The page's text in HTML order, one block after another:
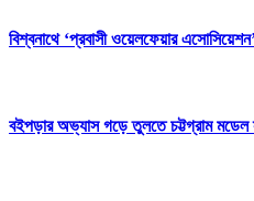
বিশ্বনাথে ‘প্রবাসী ওয়েলফেয়ার
বইপড়ার অভ্যাস গড়ে তুলতে চট্টগ্রাম